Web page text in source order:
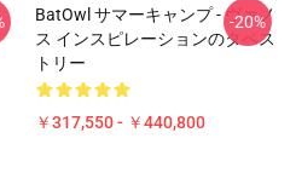
BatOwl サマーキャンプ - ヴァノ
ス インスピレーションのタペス
トリー
￥317,550 - ￥440,800
-20%